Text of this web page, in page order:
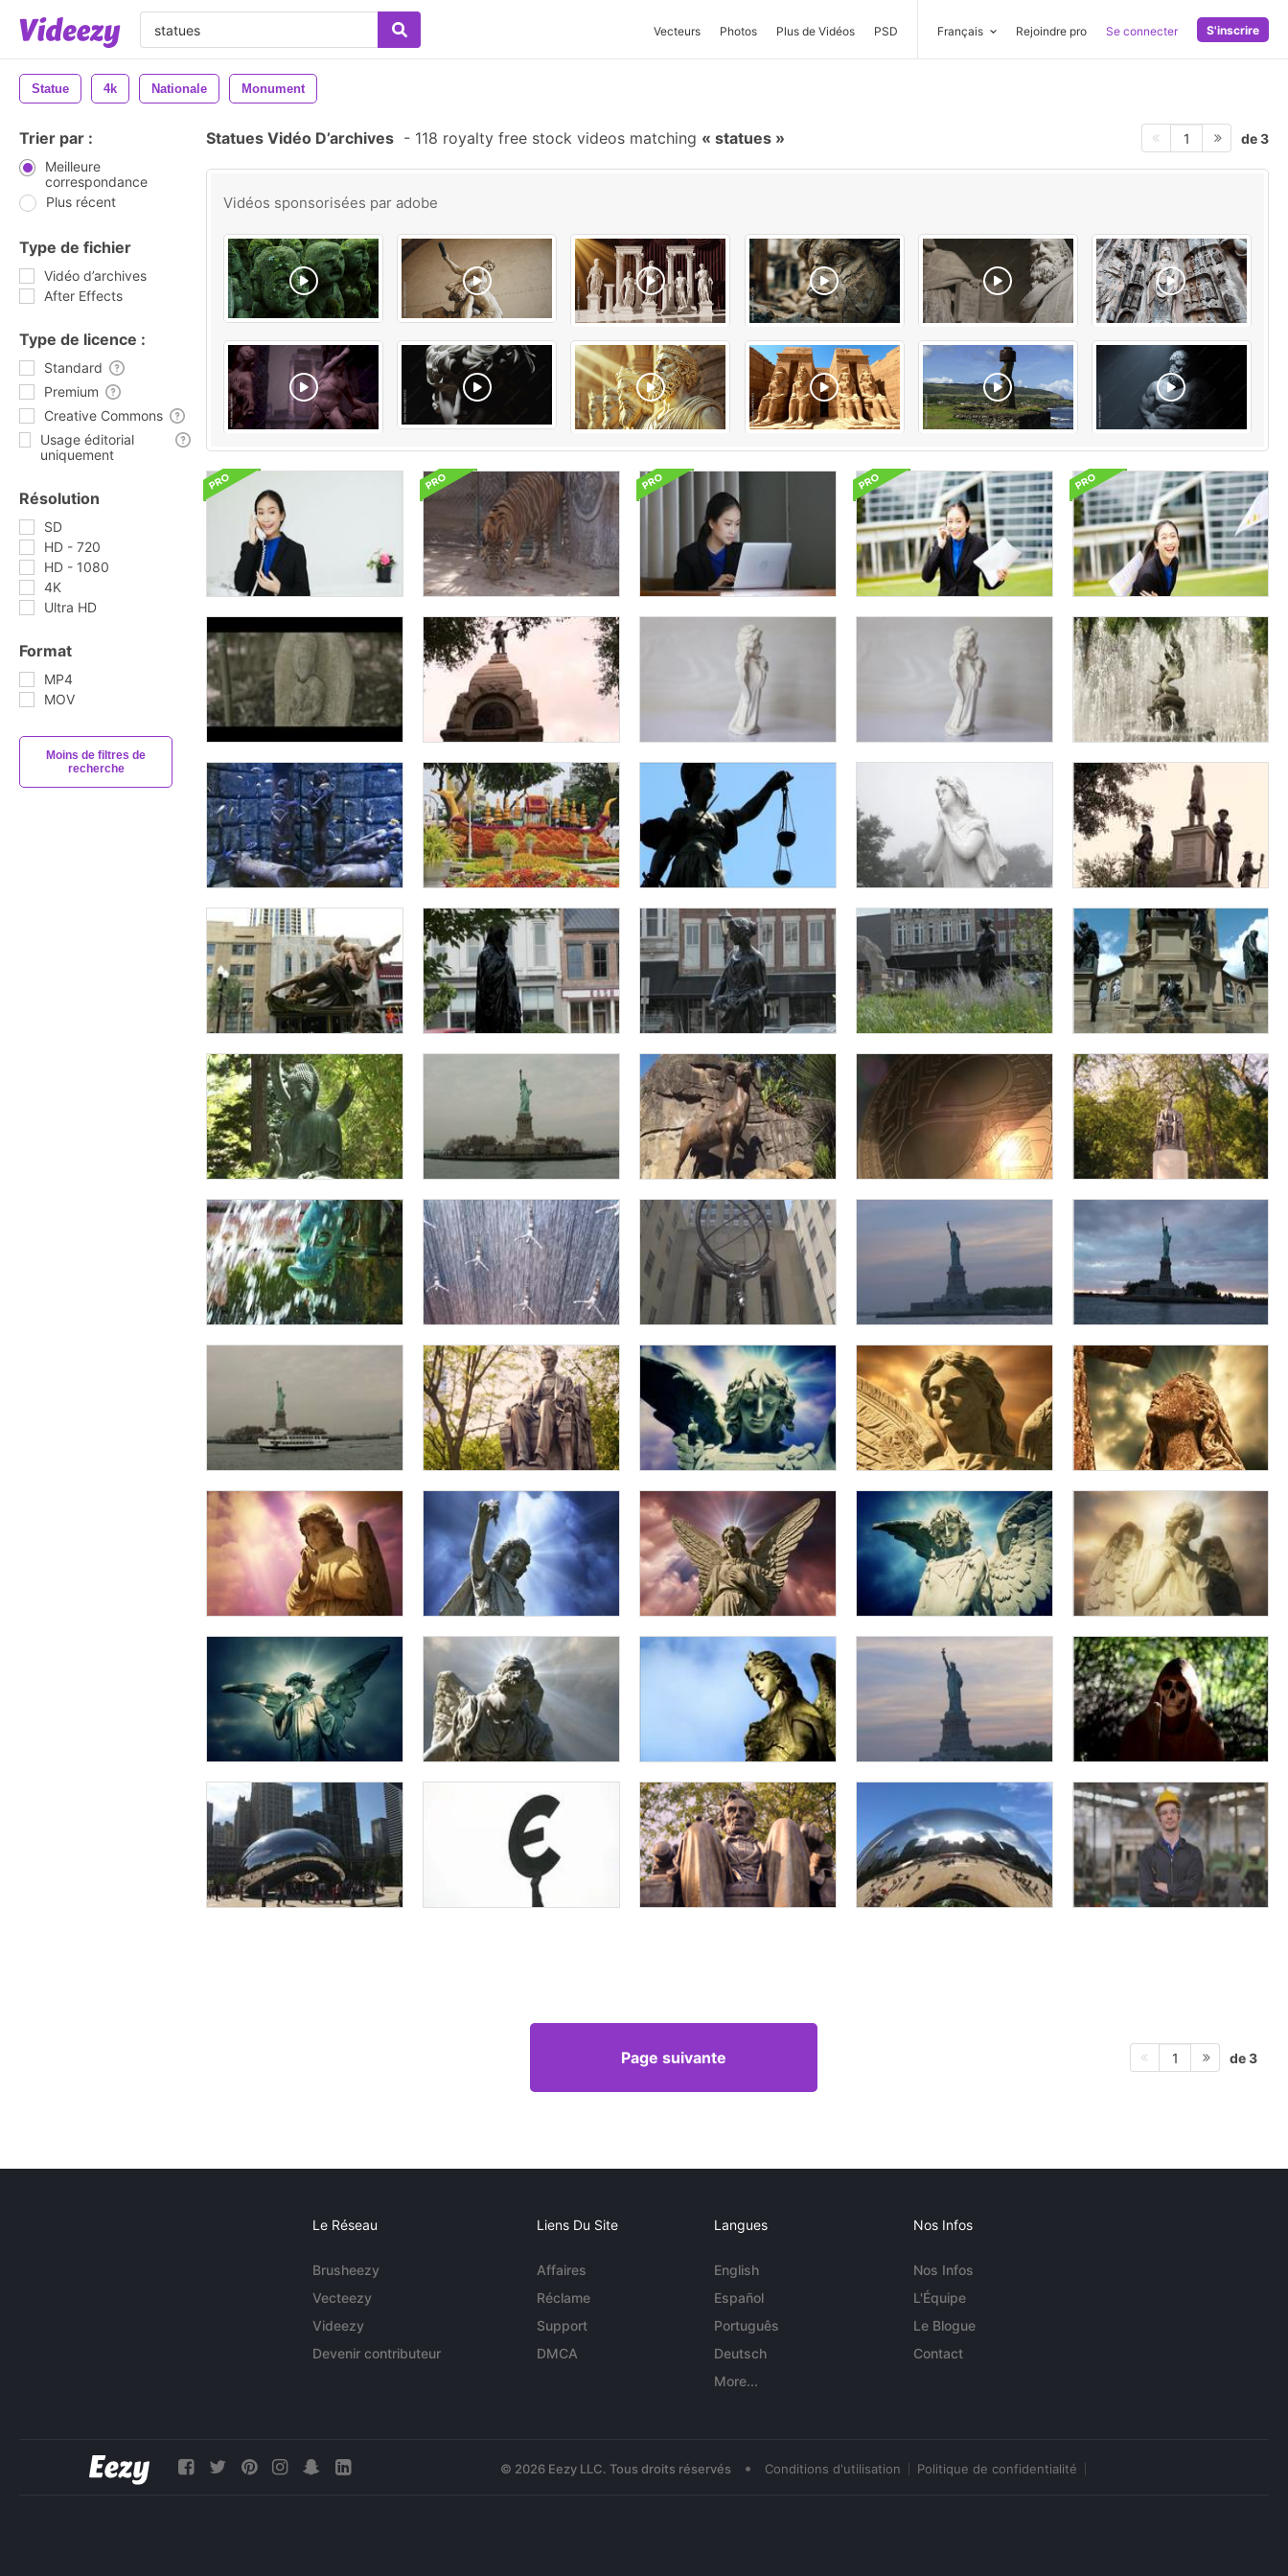
Vecteurs Photos Plus de Vidéos PSD Français Rejoindre pro Se connecter S'inscrire
Statue 4k Nationale Monument
Trier par :
Meilleure
correspondance
Plus récent
Type de fichier
Vidéo d’archives
After Effects
Type de licence :
Standard
Premium
Creative Commons
Usage éditorial
uniquement
Résolution
SD
HD - 720
HD - 1080
4K
Ultra HD
Format
MP4
MOV
Moins de filtres de
recherche
Statues Vidéo D’archives - 118 royalty free stock videos matching statues 1 de 3
Vidéos sponsorisées par adobe
Page suivante 1 de 3
Le Réseau
Brusheezy
Vecteezy
Videezy
Devenir contributeur
Liens Du Site
Affaires
Réclame
Support
DMCA
Langues
English
Español
Português
Deutsch
More...
Nos Infos
Nos Infos
L'Équipe
Le Blogue
Contact
© 2026 Eezy LLC. Tous droits réservés • Conditions d'utilisation Politique de confidentialité